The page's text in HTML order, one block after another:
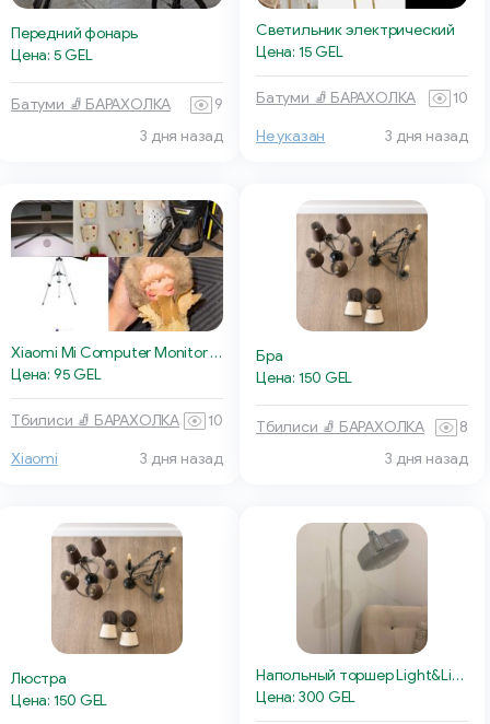
Передний фонарь
Цена: 5 GEL
Батуми 🧦 БАРАХОЛКА
9
3 дня назад
Светильник электрический
Цена: 15 GEL
Батуми 🧦 БАРАХОЛКА 10
Не указан 3 дня назад
Xiaomi Mi Computer Monitor Light Bar
Цена: 95 GEL
Тбилиси 🧦 БАРАХОЛКА 10
Xiaomi 3 дня назад
Бра
Цена: 150 GEL
Тбилиси 🧦 БАРАХОЛКА
8
3 дня назад
Люстра
Цена: 150 GEL
Напольный торшер Light&Living Solna
Цена: 300 GEL